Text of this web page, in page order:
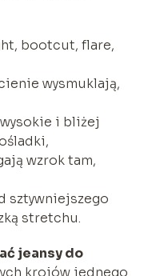
bootcut, flare,
wysmuklają,
i bliżej
wzrok tam,
sztywniejszego
stretchu.
jeansy do
krojów jednego